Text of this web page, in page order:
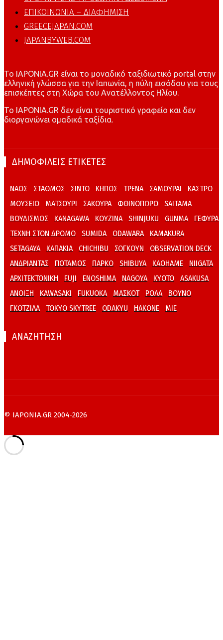
ΕΠΙΚΟΙΝΩΝΙΑ – ΔΙΑΦΗΜΙΣΗ
GREECEJAPAN.COM
JAPANBYWEB.COM
To IAPONIA.GR είναι το μοναδικό ταξιδιωτικό portal στην
ελληνική γλώσσα για την Ιαπωνία, η πύλη εισόδου για τους
επισκέπτες στη Χώρα του Ανατέλλοντος Ηλίου.
To IAPONIA.GR δεν είναι τουριστικό γραφείο και δεν
διοργανώνει ομαδικά ταξίδια.
ΔΗΜΟΦΙΛΕΙΣ ΕΤΙΚΕΤΕΣ
ΝΑΟΣ ΣΤΑΘΜΟΣ ΣΙΝΤΟ ΚΗΠΟΣ ΤΡΕΝΑ ΣΑΜΟΥΡΑΙ
ΚΑΣΤΡΟ
ΜΟΥΣΕΙΟ
ΜΑΤΣΟΥΡΙ ΣΑΚΟΥΡΑ ΦΘΙΝΟΠΩΡΟ
SAITAMA
ΒΟΥΔΙΣΜΟΣ
KANAGAWA ΚΟΥΖΙΝΑ SHINJUKU GUNMA
ΓΕΦΥΡΑ
ΤΕΧΝΗ ΣΤΟΝ ΔΡΟΜΟ
SUMIDA ODAWARA
KAMAKURA
SETAGAYA
ΚΑΠΑΚΙΑ CHICHIBU ΣΟΓΚΟΥΝ
OBSERVATION DECK
ΑΝΔΡΙΑΝΤΑΣ
ΠΟΤΑΜΟΣ ΠΑΡΚΟ SHIBUYA KAOHAME
NIIGATA
ΑΡΧΙΤΕΚΤΟΝΙΚΗ
FUJI ENOSHIMA NAGOYA KYOTO
ASAKUSA
ΑΝΟΙΞΗ
KAWASAKI FUKUOKA ΜΑΣΚΟΤ ΡΟΛΑ
ΒΟΥΝΟ
ΓΚΟΤΖΙΛΑ
TOKYO SKYTREE ODAKYU HAKONE MIE
ΑΝΑΖΗΤΗΣΗ
© IAPONIA.GR 2004-2026